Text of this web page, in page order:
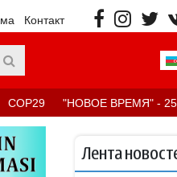
Контакт
COP29 "НОВОЕ ВРЕМЯ" -
Лента